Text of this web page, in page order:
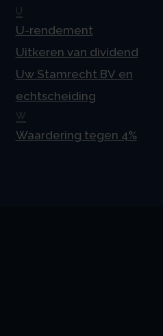
U
U-rendement
Uitkeren van dividend
Uw Stamrecht BV en
echtscheiding
W
Waardering tegen 4%